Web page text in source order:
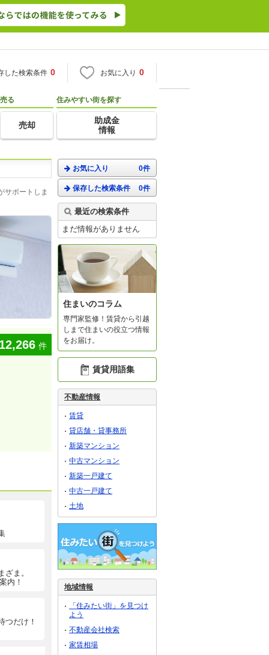
した検索条件 0 お気に入り 0
売る
売却
住みやすい街を探す
助成金
情報
サポートしま
件
ま。
内！
つだけ！
お気に入り 0件
保存した検索条件 0件
最近の検索条件
まだ情報がありません
住まいのコラム
専門家監修！賃貸から引越
しまで住まいの役立つ情報
をお届け。
賃貸用語集
不動産情報
賃貸
貸店舗・貸事務所
新築マンション
中古マンション
新築一戸建て
中古一戸建て
土地
地域情報
「住みたい街」を見つけ
よう
不動産会社検索
家賃相場